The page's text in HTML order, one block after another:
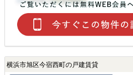
横浜市旭区今宿西町の戸建賃貸